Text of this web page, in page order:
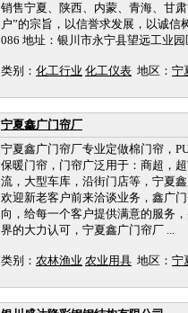
销售宁夏、陕西、内蒙、青海、甘
户”的宗旨，以信誉求发展，以诚信
086 地址：银川市永宁县望远工业
类别： 化工行业 化工仪表 地区： 宁
宁夏鑫广门帘厂
宁夏鑫广门帘厂专业定做棉门帘，
保暖门帘，门帘广泛用于：商超，
流，大型车库，沿街门店等，宁夏
欢迎新老客户前来洽谈业务，鑫广
向，给每一个客户提供满意的服务
界的大力认可，宁夏鑫广门帘厂 ...
类别： 农林渔业 农业用具 地区： 宁